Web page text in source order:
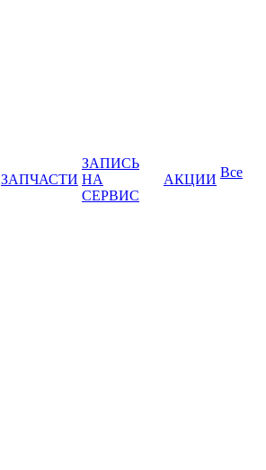
ЗАПЧАСТИ
ЗАПИСЬ
НА
СЕРВИС
АКЦИИ Все